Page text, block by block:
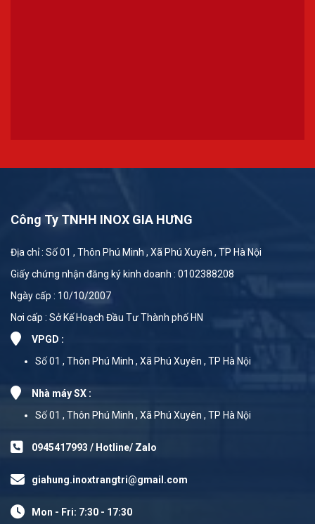
Công Ty TNHH INOX GIA HƯNG
Địa chỉ : Số 01 , Thôn Phú Minh , Xã Phú Xuyên , TP Hà Nội
Giấy chứng nhận đăng ký kinh doanh : 0102388208
Ngày cấp : 10/10/2007
Nơi cấp : Sở Kế Hoạch Đầu Tư Thành phố HN
VPGD :
Số 01 , Thôn Phú Minh , Xã Phú Xuyên , TP Hà Nội
Nhà máy SX :
Số 01 , Thôn Phú Minh , Xã Phú Xuyên , TP Hà Nội
0945417993 / Hotline/ Zalo
giahung.inoxtrangtri@gmail.com
Mon - Fri: 7:30 - 17:30